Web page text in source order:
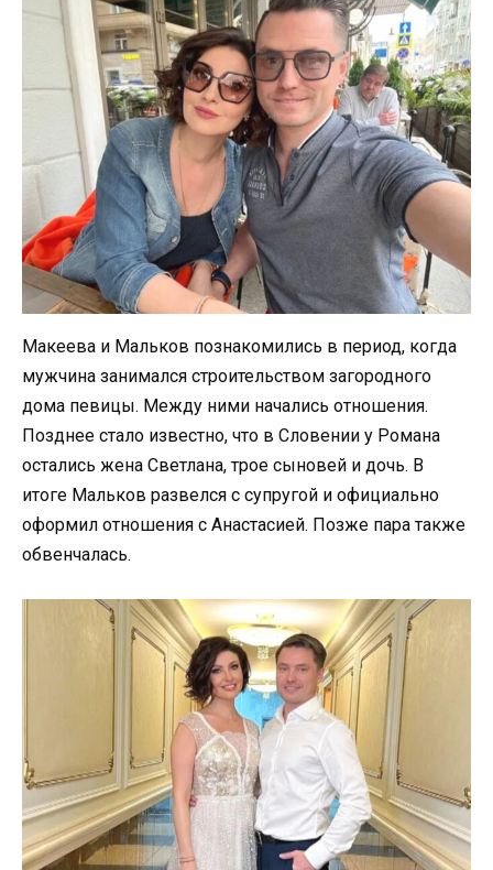
Макеева и Мальков познакомились в период, когда
мужчина занимался строительством загородного
дома певицы. Между ними начались отношения.
Позднее стало известно, что в Словении у Романа
остались жена Светлана, трое сыновей и дочь. В
итоге Мальков развелся с супругой и официально
оформил отношения с Анастасией. Позже пара также
обвенчалась.